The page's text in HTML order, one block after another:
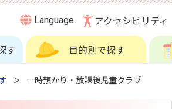
Language アクセシビリティ
す 目的別で探す
一時預かり・放課後児童クラブ